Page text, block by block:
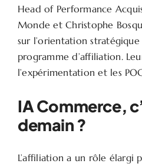
Head of Performance
Monde et Christophe
sur l’orientation
programme d’affiliation.
l’expérimentation et les
IA Commerce,
demain ?
L’affiliation a un rôle élargi